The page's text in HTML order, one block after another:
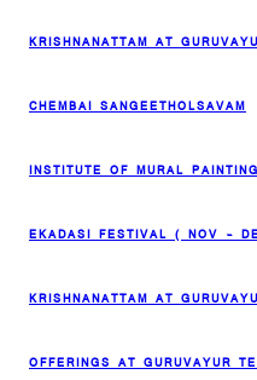
KRISHNANATTAM AT
CHEMBAI SANGEETHOLSAVAM
INSTITUTE OF MURAL PAINTING
EKADASI FESTIVAL ( NOV –
KRISHNANATTAM AT
OFFERINGS AT GURUVAYUR